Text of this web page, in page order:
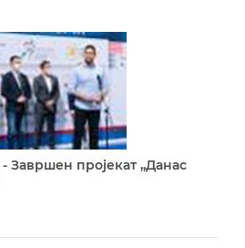
Завршен пројекат „Данас